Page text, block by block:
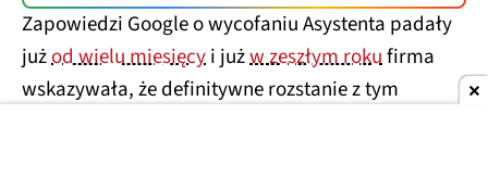
Zapowiedzi Google o wycofaniu Asystenta padały
jużod wielu miesięcyi jużw zeszłym rokufirma
wskazywała, że definitywne rozstanie z tym